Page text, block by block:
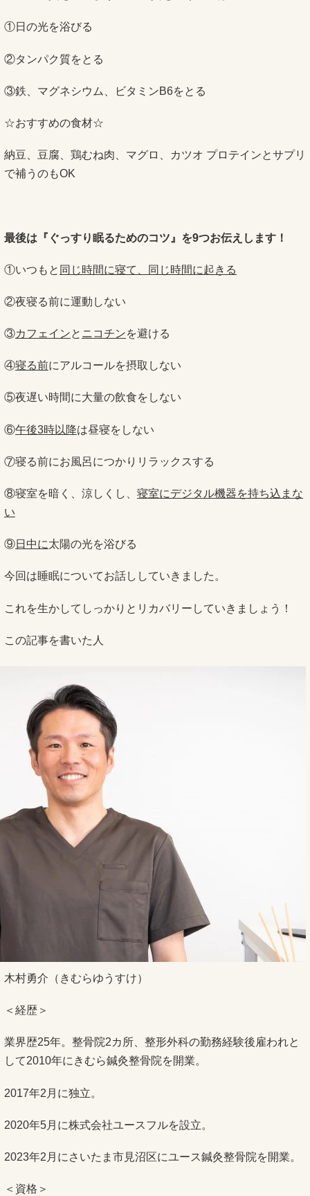
①日の光を浴びる
②タンパク質をとる
③鉄、マグネシウム、ビタミンB6をとる
☆おすすめの食材☆
納豆、豆腐、鶏むね肉、マグロ、カツオ プロテインとサプリ
で補うのもOK
最後は『ぐっすり眠るためのコツ』を9つお伝えします！
①いつもと 同じ時間に寝て、同じ時間に起きる
②夜寝る前に運動しない
③カフェインと ニコチンを避ける
④寝る前にアルコールを摂取しない
⑤夜遅い時間に大量の飲食をしない
⑥午後3時以降は昼寝をしない
⑦寝る前にお風呂につかりリラックスする
⑧寝室を暗く、涼しくし、 寝室にデジタル機器を持ち込まな
い
⑨日中に太陽の光を浴びる
今回は睡眠についてお話ししていきました。
これを生かしてしっかりとリカバリーしていきましょう！
この記事を書いた人
木村勇介（きむらゆうすけ）
＜経歴＞
業界歴25年。整骨院2カ所、整形外科の勤務経験後雇われと
して2010年にきむら鍼灸整骨院を開業。
2017年2月に独立。
2020年5月に株式会社ユースフルを設立。
2023年2月にさいたま市見沼区にユース鍼灸整骨院を開業。
＜資格＞